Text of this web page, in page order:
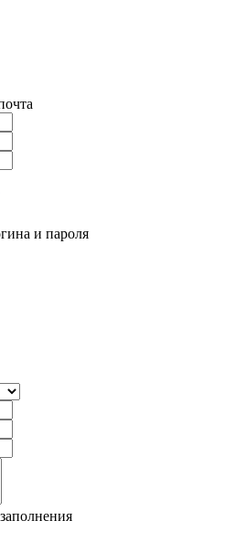
и пароля